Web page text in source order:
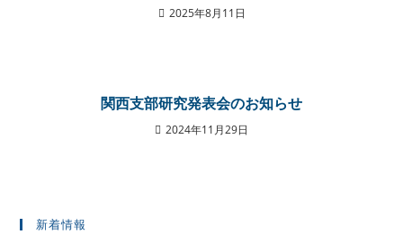
2025年8月11日
関西支部研究発表会のお知らせ
2024年11月29日
新着情報